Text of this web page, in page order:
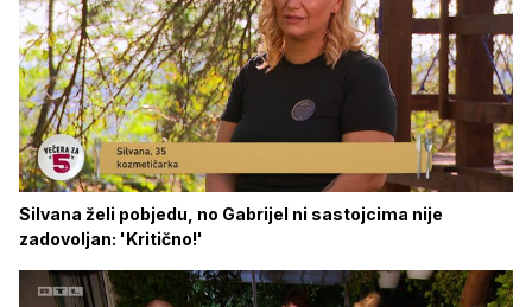
Silvana želi pobjedu, no Gabrijel ni sastojcima nije
zadovoljan: 'Kritično!'